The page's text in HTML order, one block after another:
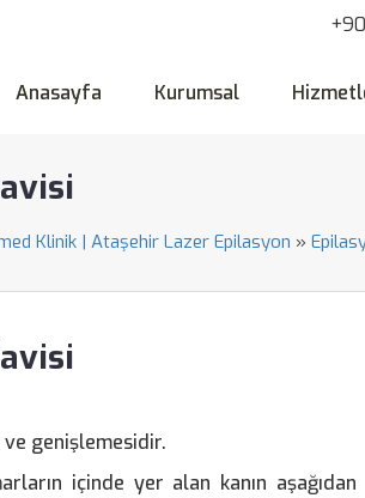
Anasayfa Kurumsal
Klinik | Ataşehir Lazer Epilasyon »
genişlemesidir.
içinde yer alan kanın aşağıdan